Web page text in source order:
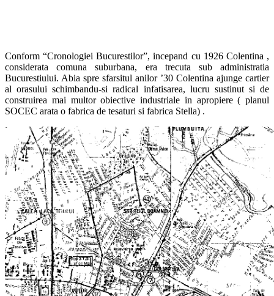
Conform “Cronologiei Bucurestilor”, incepand cu 1926 Colentina ,
considerata comuna suburbana, era trecuta sub administratia
Bucurestiului. Abia spre sfarsitul anilor ’30 Colentina ajunge cartier
al orasului schimbandu-si radical infatisarea, lucru sustinut si de
construirea mai multor obiective industriale in apropiere ( planul
SOCEC arata o fabrica de tesaturi si fabrica Stella) .